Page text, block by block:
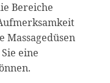
Bereiche
Massagedüsen
eine